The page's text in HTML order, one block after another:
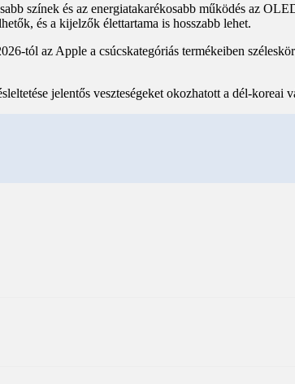
színek és az energiatakarékosabb működés az
és a kijelzők élettartama is hosszabb lehet.
tól az Apple a csúcskategóriás termékeiben
jelentős veszteségeket okozhatott a dél-koreai